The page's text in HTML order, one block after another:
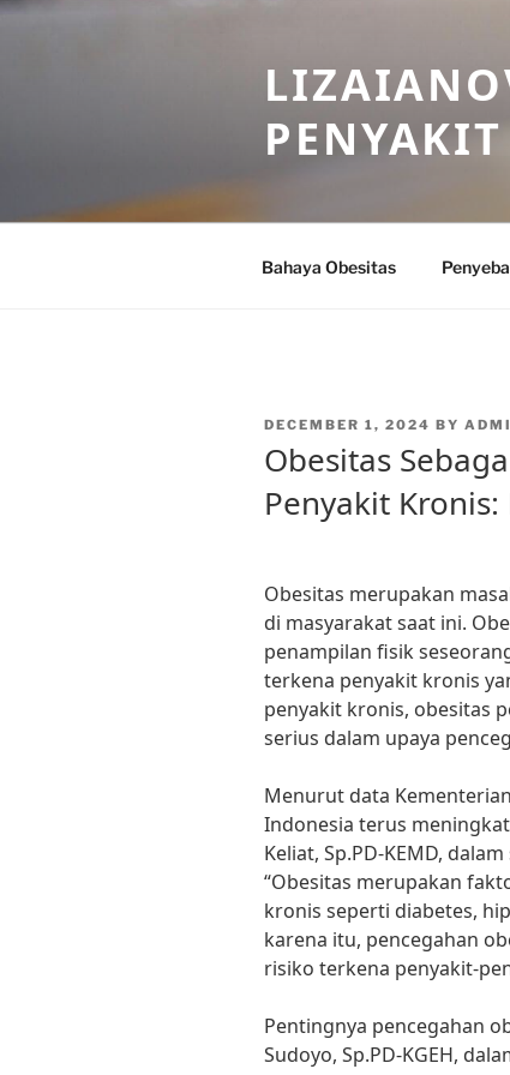
Skip
Bahaya Obesitas
POSTED
DECEMBER 1, 2024 BY
Obesitas
Penyakit
Obesitas merupakan
di masyarakat saat ini.
penampilan fisik
terkena penyakit kronis
penyakit kronis, obesitas
serius dalam upaya
Menurut data
Indonesia terus
Keliat, Sp.PD-KEMD,
“Obesitas merupakan
kronis seperti diabetes,
karena itu, pencegahan
risiko terkena penyakit-
Pentingnya pencegahan
Sudoyo, Sp.PD-KGEH,